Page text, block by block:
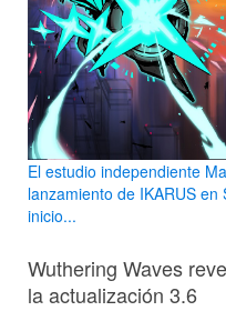
El estudio independiente
lanzamiento de IKARUS
inicio...
Wuthering Waves
la actualización 3.6